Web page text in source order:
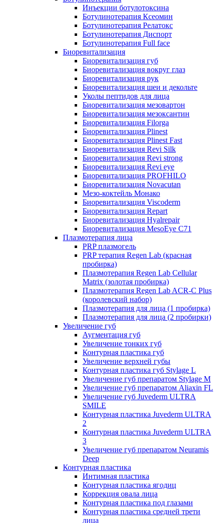
Инъекции ботулотоксина
Ботулинотерапия Ксеомин
Ботулинотерапия Релатокс
Ботулинотерапия Диспорт
Ботулинотерапия Full face
Биоревитализация
Биоревитализация губ
Биоревитализация вокруг глаз
Биоревитализация рук
Биоревитализация шеи и декольте
Уколы пептидов для лица
Биоревитализация мезовартон
Биоревитализация мезоксантин
Биоревитализация Filorga
Биоревитализация Plinest
Биоревитализация Plinest Fast
Биоревитализация Revi Silk
Биоревитализация Revi strong
Биоревитализация Revi eye
Биоревитализация PROFHILO
Биоревитализация Novacutan
Мезо-коктейль Монако
Биоревитализация Viscoderm
Биоревитализация Repart
Биоревитализация Hyalrepair
Биоревитализация MesoEye C71
Плазмотерапия лица
PRP плазмогель
PRP терапия Regen Lab (красная
пробирка)
Плазмотерапия Regen Lab Cellular
Matrix (золотая пробирка)
Плазмотерапия Regen Lab ACR-C Plus
(королевский набор)
Плазмотерапия для лица (1 пробирка)
Плазмотерапия для лица (2 пробирки)
Увеличение губ
Аугментация губ
Увеличение тонких губ
Контурная пластика губ
Увеличение верхней губы
Контурная пластика губ Stylage L
Увеличение губ препаратом Stylage M
Увеличение губ препаратом Aliaxin FL
Увеличение губ Juvederm ULTRA
SMILE
Контурная пластика Juvederm ULTRA
2
Контурная пластика Juvederm ULTRA
3
Увеличение губ препаратом Neuramis
Deep
Контурная пластика
Интимная пластика
Контурная пластика ягодиц
Коррекция овала лица
Контурная пластика под глазами
Контурная пластика средней трети
лица